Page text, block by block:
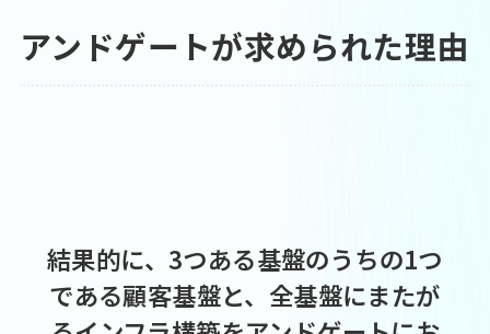
アンドゲートが求められた理由
結果的に、3つある基盤のうちの1つ
である顧客基盤と、全基盤にまたが